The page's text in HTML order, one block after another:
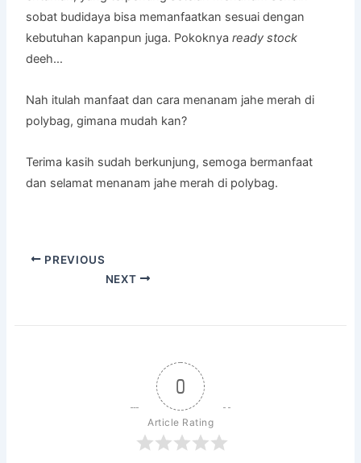
sobat budidaya bisa memanfaatkan sesuai dengan
kebutuhan kapanpun juga. Pokoknyaready stock
deeh…
Nah itulah manfaat dan cara menanam jahe merah di
polybag, gimana mudah kan?
Terima kasih sudah berkunjung, semoga bermanfaat
dan selamat menanam jahe merah di polybag.
PREVIOUS
NEXT
0
Article Rating